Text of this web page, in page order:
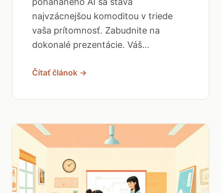
najvzácnejšou komoditou v triede
vaša prítomnosť. Zabudnite na
dokonalé prezentácie. Váš...
Čítať článok →